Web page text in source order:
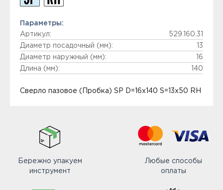
Параметры:
Артикул:
529.160.31
Диаметр посадочный (мм):
13
Диаметр наружный (мм):
16
Длина (мм):
140
Сверло пазовое (Пробка) SP D=16x140 S=13x50 RH
Бережно упакуем
инструмент
Любые способы
оплаты